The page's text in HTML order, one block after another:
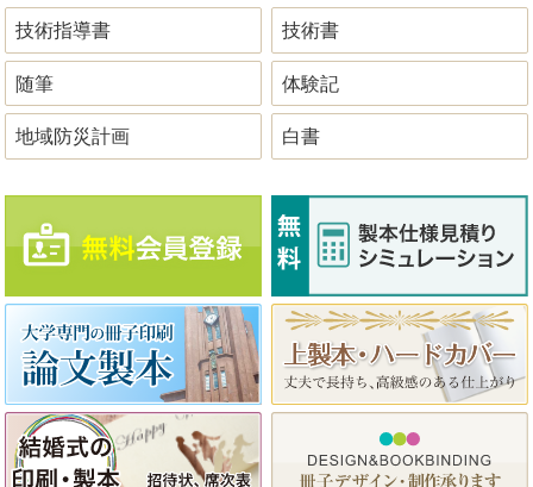
技術指導書 技術書
随筆 体験記
地域防災計画 白書